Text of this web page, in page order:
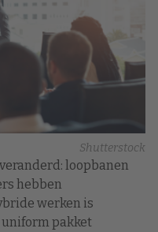
Shutterstock
loopbanen
hebben
werken is
pakket